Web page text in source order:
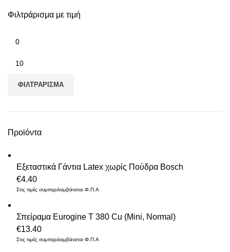
Φιλτράρισμα με τιμή
ΦΙΛΤΡΆΡΙΣΜΑ
Προϊόντα
Εξεταστικά Γάντια Latex χωρίς Πούδρα Bosch
€4.40
Στις τιμές συμπεριλαμβάνεται Φ.Π.Α
Σπείραμα Eurogine Τ 380 Cu (Mini, Normal)
€13.40
Στις τιμές συμπεριλαμβάνεται Φ.Π.Α